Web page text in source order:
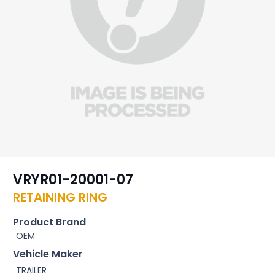
VRYR01-20001-07
RETAINING RING
Product Brand
OEM
Vehicle Maker
TRAILER